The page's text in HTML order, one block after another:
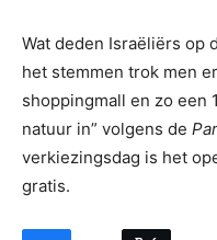
Wat deden Israëliërs op
het stemmen trok men
shoppingmall en zo een
natuur in” volgens de
verkiezingsdag is het
gratis.